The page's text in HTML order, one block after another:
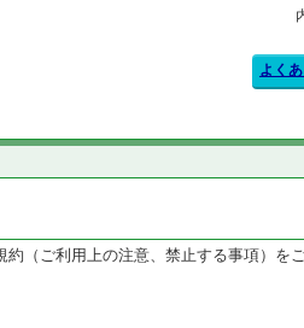
よく
約（ご利用上の注意、禁止する事項）を